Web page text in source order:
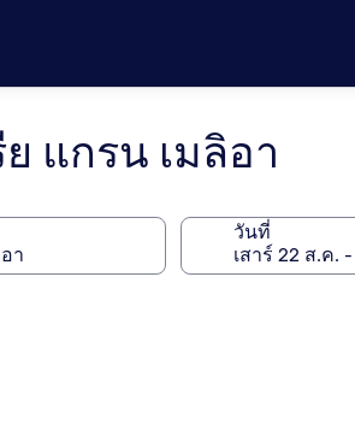
แกรน เมลิอา
วันที่